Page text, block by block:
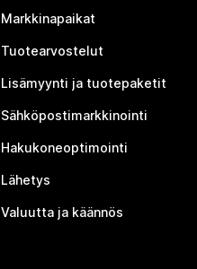
Markkinapaikat
Tuotearvostelut
Lisämyynti ja tuotepaketit
Sähköpostimarkkinointi
Hakukoneoptimointi
Lähetys
Valuutta ja käännös